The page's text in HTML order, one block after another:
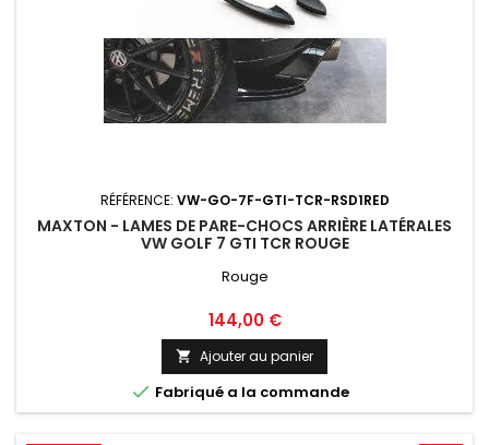
RÉFÉRENCE: VW-GO-7F-GTI-TCR-RSD1RED
MAXTON - LAMES DE PARE-CHOCS ARRIÈRE LATÉRALES
VW GOLF 7 GTI TCR ROUGE
Rouge
Prix
144,00 €
 Ajouter au panier
 Fabriqué a la commande